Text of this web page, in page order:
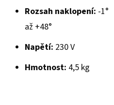
Rozsah naklopení: -1°
až +48°
Napětí: 230 V
Hmotnost: 4,5 kg